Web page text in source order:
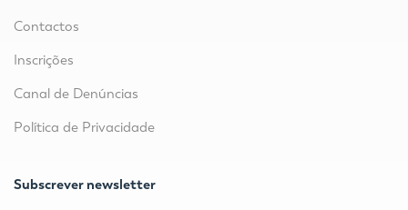
Contactos
Inscrições
Canal de Denúncias
Política de Privacidade
Subscrever newsletter